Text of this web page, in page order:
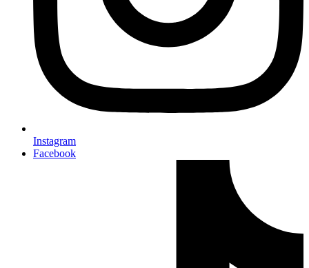
Instagram
Facebook